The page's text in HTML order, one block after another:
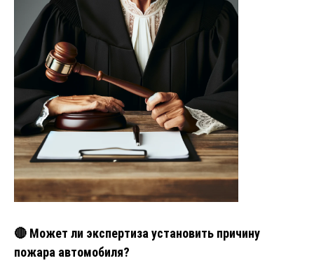
🔴 Может ли экспертиза установить причину
пожара автомобиля?